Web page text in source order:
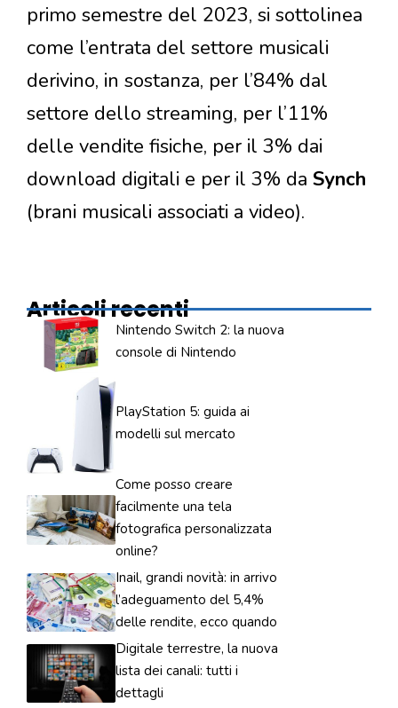
primo semestre del 2023, si sottolinea
come l’entrata del settore musicali
derivino, in sostanza, per l’84% dal
settore dello streaming, per l’11%
delle vendite fisiche, per il 3% dai
download digitali e per il 3% da Synch
(brani musicali associati a video).
Articoli recenti
Nintendo Switch 2: la nuova
console di Nintendo
PlayStation 5: guida ai
modelli sul mercato
Come posso creare
facilmente una tela
fotografica personalizzata
online?
Inail, grandi novità: in arrivo
l’adeguamento del 5,4%
delle rendite, ecco quando
Digitale terrestre, la nuova
lista dei canali: tutti i
dettagli